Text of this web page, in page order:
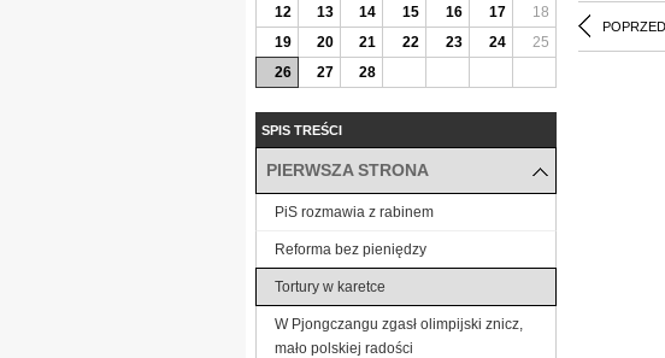
12
13 14 15 16 17
18
19
20 21 22 23 24
25
26
27 28
SPIS TREŚCI
PIERWSZA STRONA
PiS rozmawia z rabinem
Reforma bez pieniędzy
Tortury w karetce
W Pjongczangu zgasł olimpijski znicz,
mało polskiej radości